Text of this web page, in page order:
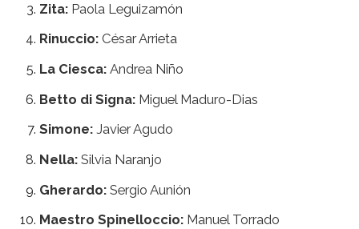
Zita: Paola Leguizamón
Rinuccio: César Arrieta
La Ciesca:Andrea Niño
Betto di Signa: Miguel Maduro-Dias
Simone: Javier Agudo
Nella: Silvia Naranjo
Gherardo: Sergio Aunión
Maestro Spinelloccio: Manuel Torrado